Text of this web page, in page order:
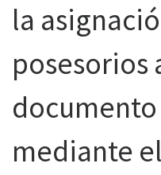
la
posesorios
mediante